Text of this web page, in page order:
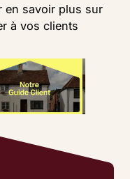
en savoir plus sur
à vos clients